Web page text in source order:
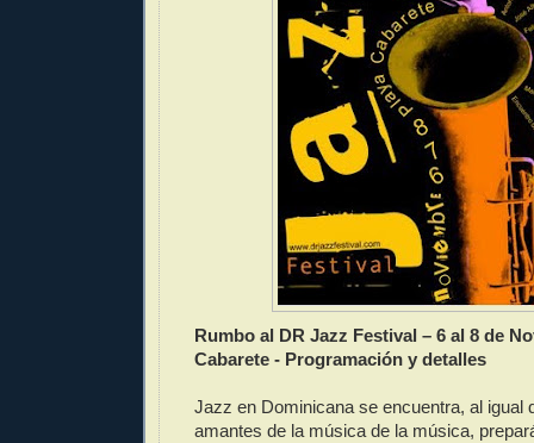
Rumbo al DR Jazz Festival – 6 al 8 de
Cabarete - Programación y detalles
Jazz en Dominicana se encuentra, al igual
amantes de la música de la música,